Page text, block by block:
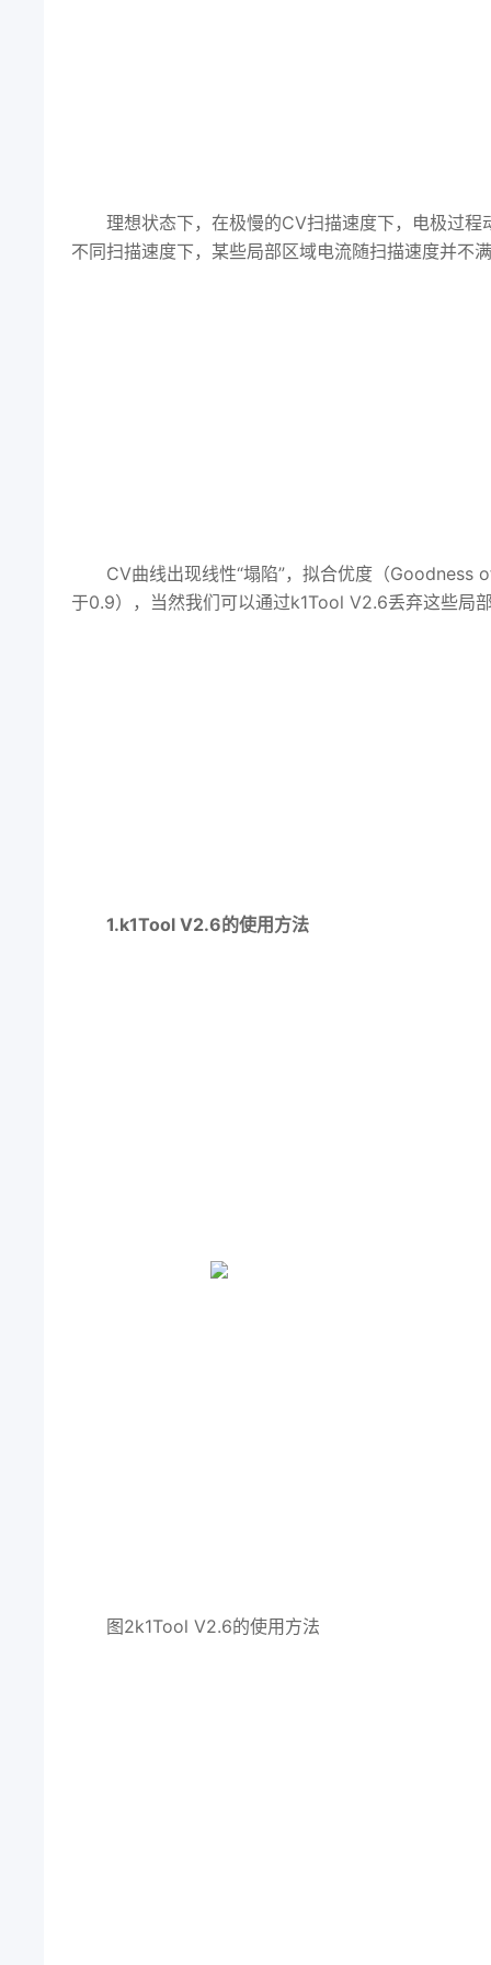
理想状态下，在极慢的CV扫描速度下，电极过
不同扫描速度下，某些局部区域电流随扫描速度并不
CV曲线出现线性“塌陷”，拟合优度（Goodness
于0.9），当然我们可以通过k1Tool V2.6丢弃这些局
1.k1Tool V2.6的使用方法
图2k1Tool V2.6的使用方法